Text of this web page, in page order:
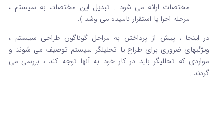
مختصات ارائه می شود . تبدیل این مختصات به سیستم ،
مرحله اجرا یا استقرار نامیده می وشد ).
در اینجا ، پیش از پرداختن به مراحل گوناگون طراحی سیستم ،
ویژگیهای ضروری برای طراح یا تحلیلگر سیستم توصیف می شوند و
مواردی که تحللیگر باید در کار خود به آنها توجه کند ، بررسی می
گردند .